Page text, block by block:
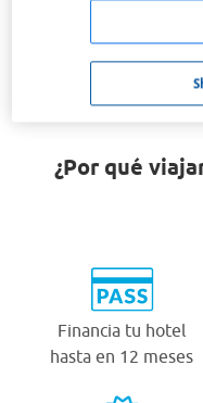
¿Por qué
Financia tu hotel
hasta en 12 meses